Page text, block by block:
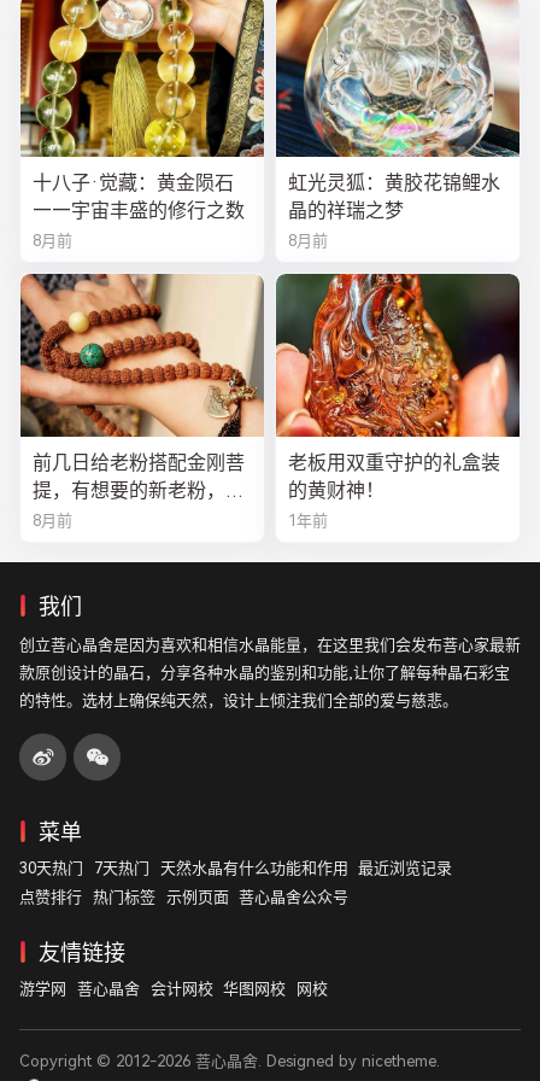
十八子·觉藏：黄金陨石
——宇宙丰盛的修行之数
8月前
虹光灵狐：黄胶花锦鲤水
晶的祥瑞之梦
8月前
前几日给老粉搭配金刚菩
提，有想要的新老粉，都
可以来排队
8月前
老板用双重守护的礼盒装
的黄财神！
1年前
我们
创立菩心晶舍是因为喜欢和相信水晶能量，在这里我们会发布菩心家最新
款原创设计的晶石，分享各种水晶的鉴别和功能,让你了解每种晶石彩宝
的特性。选材上确保纯天然，设计上倾注我们全部的爱与慈悲。
菜单
30天热门 7天热门 天然水晶有什么功能和作用
最近浏览记录
点赞排行 热门标签 示例页面 菩心晶舍公众号
友情链接
游学网 菩心晶舍 会计网校 华图网校 网校
Copyright © 2012-2026 菩心晶舍 . Designed by nicetheme